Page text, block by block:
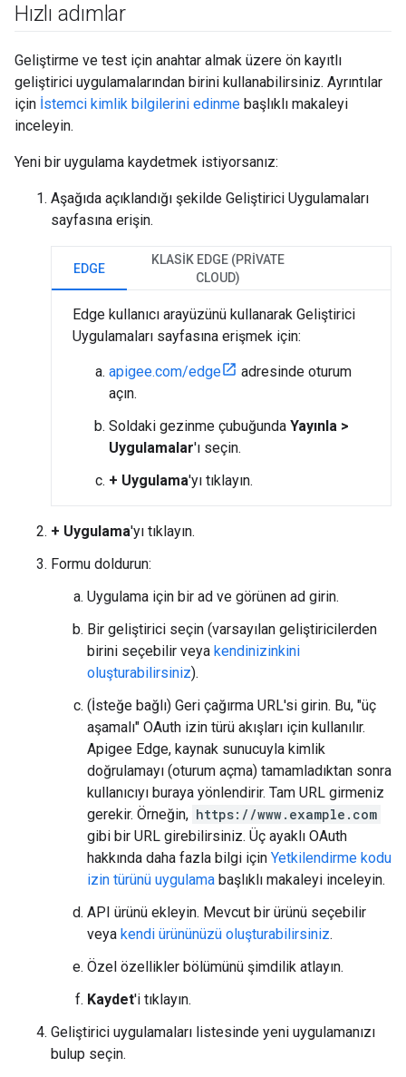
Hızlı adımlar
Geliştirme ve test için anahtar almak üzere ön kayıtlı
geliştirici uygulamalarından birini kullanabilirsiniz. Ayrıntılar
için İstemci kimlik bilgilerini edinme başlıklı makaleyi
inceleyin.
Yeni bir uygulama kaydetmek istiyorsanız:
Aşağıda açıklandığı şekilde Geliştirici Uygulamaları
sayfasına erişin.
EDGE
KLASIK EDGE (PRIVATE
CLOUD)
Edge kullanıcı arayüzünü kullanarak Geliştirici
Uygulamaları sayfasına erişmek için:
apigee.com/edge
adresinde oturum
açın.
Soldaki gezinme çubuğunda Yayınla >
Uygulamalar'ı seçin.
+ Uygulama'yı tıklayın.
+ Uygulama'yı tıklayın.
Formu doldurun:
Uygulama için bir ad ve görünen ad girin.
Bir geliştirici seçin (varsayılan geliştiricilerden
birini seçebilir veya kendinizinkini
oluşturabilirsiniz).
(İsteğe bağlı) Geri çağırma URL'si girin. Bu, "üç
aşamalı" OAuth izin türü akışları için kullanılır.
Apigee Edge, kaynak sunucuyla kimlik
doğrulamayı (oturum açma) tamamladıktan sonra
kullanıcıyı buraya yönlendirir. Tam URL girmeniz
gerekir. Örneğin, https://www.example.com
gibi bir URL girebilirsiniz. Üç ayaklı OAuth
hakkında daha fazla bilgi için Yetkilendirme kodu
izin türünü uygulama başlıklı makaleyi inceleyin.
API ürünü ekleyin. Mevcut bir ürünü seçebilir
veya kendi ürününüzü oluşturabilirsiniz.
Özel özellikler bölümünü şimdilik atlayın.
Kaydet'i tıklayın.
Geliştirici uygulamaları listesinde yeni uygulamanızı
bulup seçin.